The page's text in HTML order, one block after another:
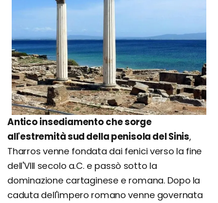
Antico insediamento che sorge
all'estremità sud della penisola del Sinis,
Tharros venne fondata dai fenici verso la fine
dell'VIII secolo a.C. e passò sotto la
dominazione cartaginese e romana. Dopo la
caduta dell'impero romano venne governata